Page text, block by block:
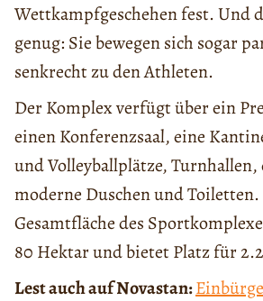
Wettkampfgeschehen fest. Und
genug: Sie bewegen sich sogar
senkrecht zu den Athleten.
Der Komplex verfügt über ein
einen Konferenzsaal, eine
und Volleyballplätze, Turnhallen,
moderne Duschen und
Gesamtfläche des
80 Hektar und bietet Platz für
Lest auch auf Novastan: